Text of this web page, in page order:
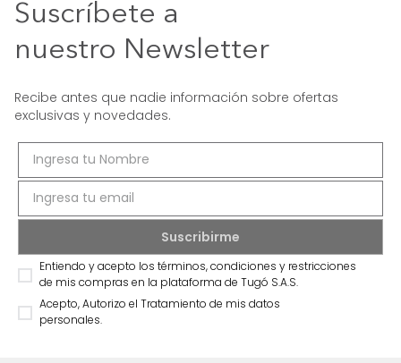
Suscríbete a
nuestro Newsletter
Recibe antes que nadie información sobre ofertas
exclusivas y novedades.
Entiendo y acepto los términos, condiciones y restricciones
de mis compras en la plataforma de Tugó S.A.S.
Acepto, Autorizo el Tratamiento de mis datos
personales.